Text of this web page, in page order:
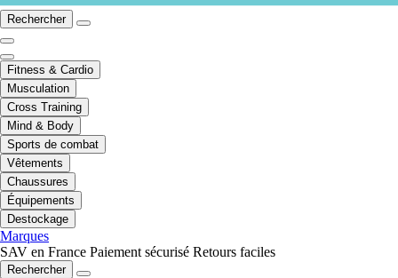
Rechercher
Fitness & Cardio
Musculation
Cross Training
Mind & Body
Sports de combat
Vêtements
Chaussures
Équipements
Destockage
Marques
SAV en France Paiement sécurisé Retours faciles
Rechercher